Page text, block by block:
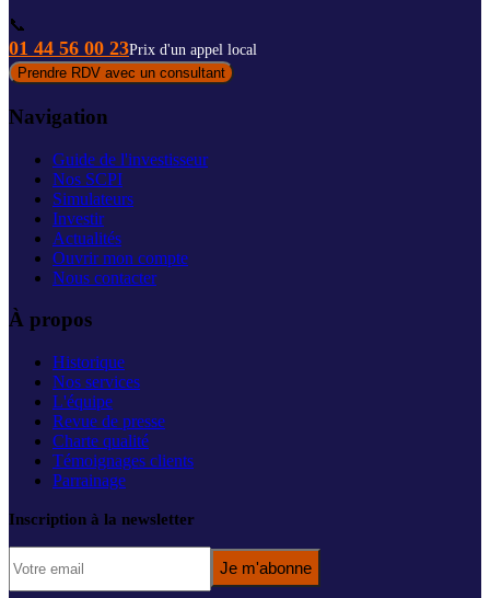
📞
01 44 56 00 23Prix d'un appel local
Prendre RDV avec un consultant
Navigation
Guide de l'investisseur
Nos SCPI
Simulateurs
Investir
Actualités
Ouvrir mon compte
Nous contacter
À propos
Historique
Nos services
L'équipe
Revue de presse
Charte qualité
Témoignages clients
Parrainage
Inscription à la newsletter
Je m'abonne